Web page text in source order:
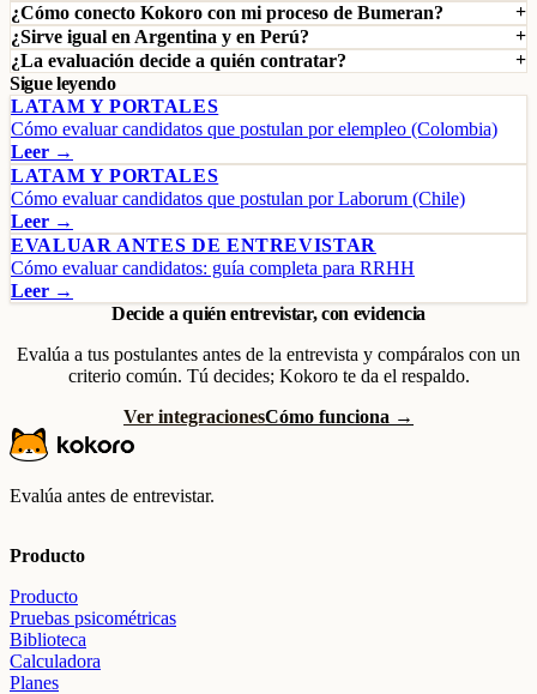
¿Cómo conecto Kokoro con mi proceso de Bumeran?
¿Sirve igual en Argentina y en Perú?
¿La evaluación decide a quién contratar?
Sigue leyendo
LATAM Y PORTALES
Cómo evaluar candidatos que postulan por elempleo (Colombia)
Leer →
LATAM Y PORTALES
Cómo evaluar candidatos que postulan por Laborum (Chile)
Leer →
EVALUAR ANTES DE ENTREVISTAR
Cómo evaluar candidatos: guía completa para RRHH
Leer →
Decide a quién entrevistar, con evidencia
Evalúa a tus postulantes antes de la entrevista y compáralos con un
criterio común. Tú decides; Kokoro te da el respaldo.
Ver integracionesCómo funciona →
Evalúa antes de entrevistar.
Producto
Producto
Pruebas psicométricas
Biblioteca
Calculadora
Planes